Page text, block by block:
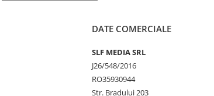
DATE COMERCIALE
SLF MEDIA SRL
J26/548/2016
RO35930944
Str. Bradului 203